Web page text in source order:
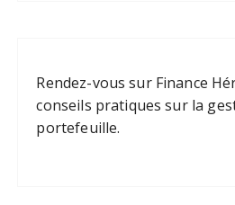
Rendez-vous sur Finance
conseils pratiques sur la
portefeuille.